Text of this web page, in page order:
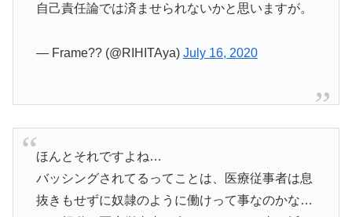
自己責任論では済ませられないかと思いますが。
— Frame?? (@RIHITAya) July 16, 2020
ほんとそれですよね…
バッシングされてるってことは、医療従事者は息
抜きもせずに奴隷のように働けって事なのかな…